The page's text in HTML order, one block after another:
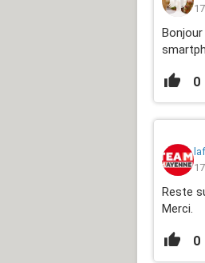
0
Reste
Merci.
0